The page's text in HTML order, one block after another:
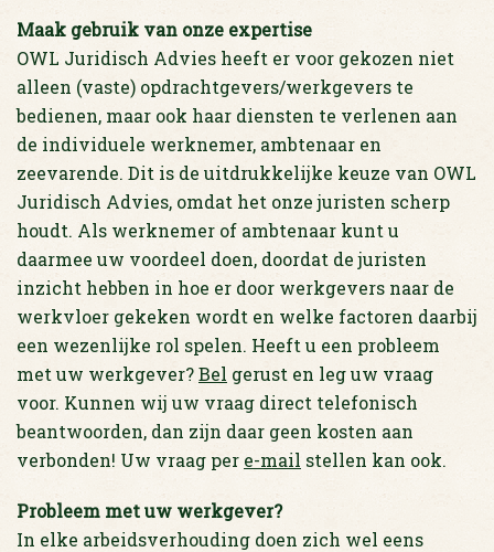
Maak gebruik van onze expertise
OWL Juridisch Advies heeft er voor gekozen niet
alleen (vaste) opdrachtgevers/werkgevers te
bedienen, maar ook haar diensten te verlenen aan
de individuele werknemer, ambtenaar en
zeevarende. Dit is de uitdrukkelijke keuze van OWL
Juridisch Advies, omdat het onze juristen scherp
houdt. Als werknemer of ambtenaar kunt u
daarmee uw voordeel doen, doordat de juristen
inzicht hebben in hoe er door werkgevers naar de
werkvloer gekeken wordt en welke factoren daarbij
een wezenlijke rol spelen. Heeft u een probleem
met uw werkgever?Bel gerust en leg uw vraag
voor. Kunnen wij uw vraag direct telefonisch
beantwoorden, dan zijn daar geen kosten aan
verbonden! Uw vraag per e-mail stellen kan ook.
Probleem met uw werkgever?
In elke arbeidsverhouding doen zich wel eens